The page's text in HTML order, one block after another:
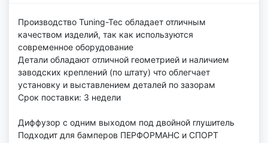
Производство Tuning-Tec обладает отличным
качеством изделий, так как используются
современное оборудование
Детали обладают отличной геометрией и наличием
заводских креплений (по штату) что облегчает
установку и выставлением деталей по зазорам
Срок поставки: 3 недели
Диффузор с одним выходом под двойной глушитель
Подходит для бамперов ПЕРФОРМАНС и СПОРТ